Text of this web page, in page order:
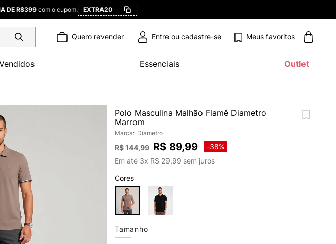
DE R$399 com o cupom: EXTRA20
Quero revender Meus favoritos
Essenciais Outlet
Polo Masculina Malhão Flamê Diametro
Marrom
Marca: Diametro
R$144,99 R$ 89,99 -38%
Em até 3x R$ 29,99 sem juros
Cores
Tamanho